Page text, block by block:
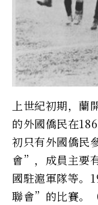
上世紀初期，蘭
的外國僑民在
初只有外國僑民
會”，成員主要
國駐滬軍隊等。
聯會”的比賽。